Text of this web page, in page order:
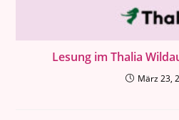
Lesung im Thalia
März 23,